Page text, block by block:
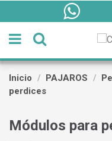
Inicio PAJAROS
perdices
Módulos para